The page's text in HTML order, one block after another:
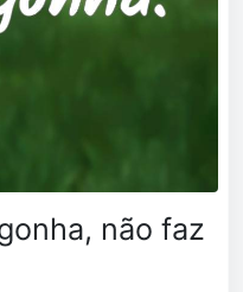
não faz